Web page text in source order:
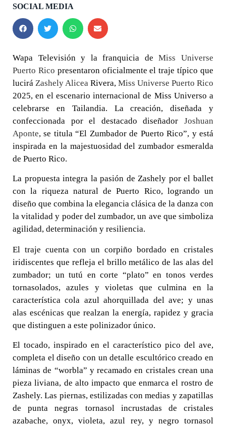
SOCIAL MEDIA
Wapa Televisión y la franquicia deMiss Universe
Puerto Rico presentaron oficialmente el traje típico que
lucirá Zashely Alicea Rivera, Miss Universe Puerto Rico
2025, en el escenario internacional de Miss Universo a
celebrarse en Tailandia. La creación, diseñada y
confeccionada por el destacado diseñador Joshuan
Aponte, se titula “El Zumbador de Puerto Rico”, y está
inspirada en la majestuosidad del zumbador esmeralda
de Puerto Rico.
La propuesta integra la pasión de Zashely por el ballet
con la riqueza natural de Puerto Rico, logrando un
diseño que combina la elegancia clásica de la danza con
la vitalidad y poder del zumbador, un ave que simboliza
agilidad, determinación y resiliencia.
El traje cuenta con un corpiño bordado en cristales
iridiscentes que refleja el brillo metálico de las alas del
zumbador; un tutú en corte “plato” en tonos verdes
tornasolados, azules y violetas que culmina en la
característica cola azul ahorquillada del ave; y unas
alas escénicas que realzan la energía, rapidez y gracia
que distinguen a este polinizador único.
El tocado, inspirado en el característico pico del ave,
completa el diseño con un detalle escultórico creado en
láminas de “worbla” y recamado en cristales crean una
pieza liviana, de alto impacto que enmarca el rostro de
Zashely. Las piernas, estilizadas con medias y zapatillas
de punta negras tornasol incrustadas de cristales
azabache, onyx, violeta, azul rey, y negro tornasol